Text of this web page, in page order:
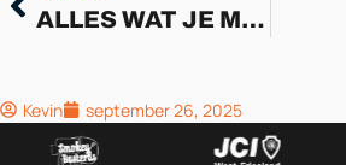
ALLES WAT JE MOET WETEN OVER PODCASTPRODUCTIE
Kevin september 26, 2025